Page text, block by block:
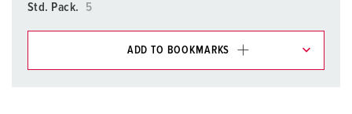
Std. Pack.
5
ADD TO BOOKMARKS